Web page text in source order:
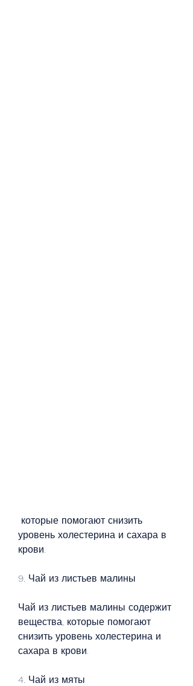
уровень холестерина и сахара в
крови.
9. Чай из листьев малины
Чай из листьев малины содержит
вещества, которые помогают
снизить уровень холестерина и
сахара в крови.
4. Чай из мяты